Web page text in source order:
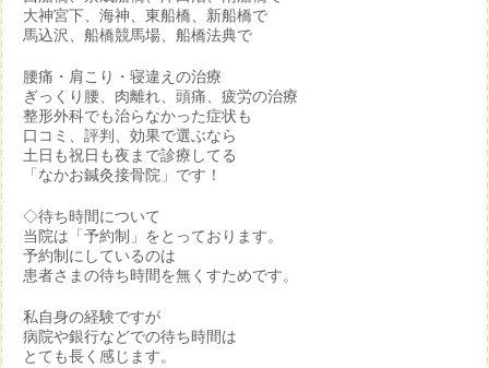
大神宮下、海神、東船橋、新船橋で
馬込沢、船橋競馬場、船橋法典で
腰痛・肩こり・寝違えの治療
ぎっくり腰、肉離れ、頭痛、疲労の治療
整形外科でも治らなかった症状も
口コミ、評判、効果で選ぶなら
土日も祝日も夜まで診療してる
「なかお鍼灸接骨院」です！
◇待ち時間について
当院は「予約制」をとっております。
予約制にしているのは
患者さまの待ち時間を無くすためです。
私自身の経験ですが
病院や銀行などでの待ち時間は
とても長く感じます。